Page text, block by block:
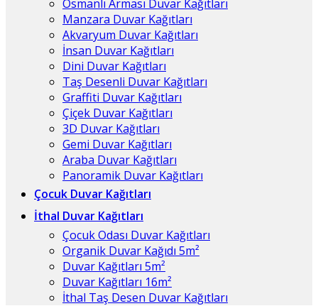
Osmanlı Arması Duvar Kağıtları
Manzara Duvar Kağıtları
Akvaryum Duvar Kağıtları
İnsan Duvar Kağıtları
Dini Duvar Kağıtları
Taş Desenli Duvar Kağıtları
Graffiti Duvar Kağıtları
Çiçek Duvar Kağıtları
3D Duvar Kağıtları
Gemi Duvar Kağıtları
Araba Duvar Kağıtları
Panoramik Duvar Kağıtları
Çocuk Duvar Kağıtları
İthal Duvar Kağıtları
Çocuk Odası Duvar Kağıtları
Organik Duvar Kağıdı 5m²
Duvar Kağıtları 5m²
Duvar Kağıtları 16m²
İthal Taş Desen Duvar Kağıtları